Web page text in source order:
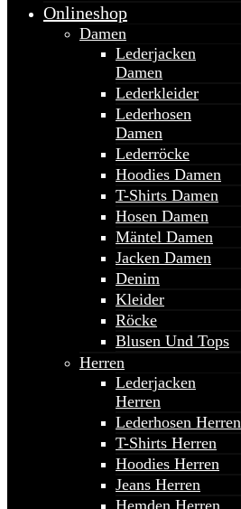
Onlineshop
Damen
Lederjacken
Damen
Lederkleider
Lederhosen
Damen
Lederröcke
Hoodies Damen
T-Shirts Damen
Hosen Damen
Mäntel Damen
Jacken Damen
Denim
Kleider
Röcke
Blusen Und Tops
Herren
Lederjacken
Herren
Lederhosen Herren
T-Shirts Herren
Hoodies Herren
Jeans Herren
Hemden Herren